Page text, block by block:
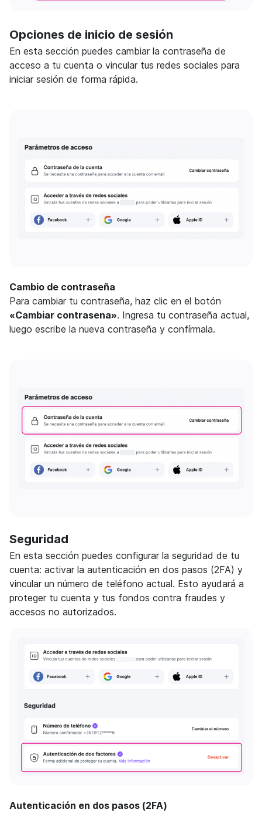
Opciones de inicio de sesión
En esta sección puedes cambiar la contraseña de
acceso a tu cuenta o vincular tus redes sociales para
iniciar sesión de forma rápida.
Cambio de contraseña
Para cambiar tu contraseña, haz clic en el botón
«Cambiar contrasena». Ingresa tu contraseña actual,
luego escribe la nueva contraseña y confírmala.
Seguridad
En esta sección puedes configurar la seguridad de tu
cuenta: activar la autenticación en dos pasos (2FA) y
vincular un número de teléfono actual. Esto ayudará a
proteger tu cuenta y tus fondos contra fraudes y
accesos no autorizados.
Autenticación en dos pasos (2FA)